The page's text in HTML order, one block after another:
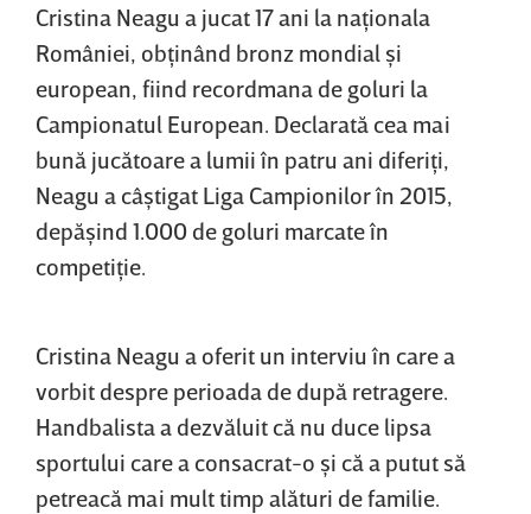
Cristina Neagu a jucat 17 ani la naţionala
României, obţinând bronz mondial şi
european, fiind recordmana de goluri la
Campionatul European. Declarată cea mai
bună jucătoare a lumii în patru ani diferiţi,
Neagu a câştigat Liga Campionilor în 2015,
depăşind 1.000 de goluri marcate în
competiţie.
Cristina Neagu a oferit un interviu în care a
vorbit despre perioada de după retragere.
Handbalista a dezvăluit că nu duce lipsa
sportului care a consacrat-o şi că a putut să
petreacă mai mult timp alături de familie.